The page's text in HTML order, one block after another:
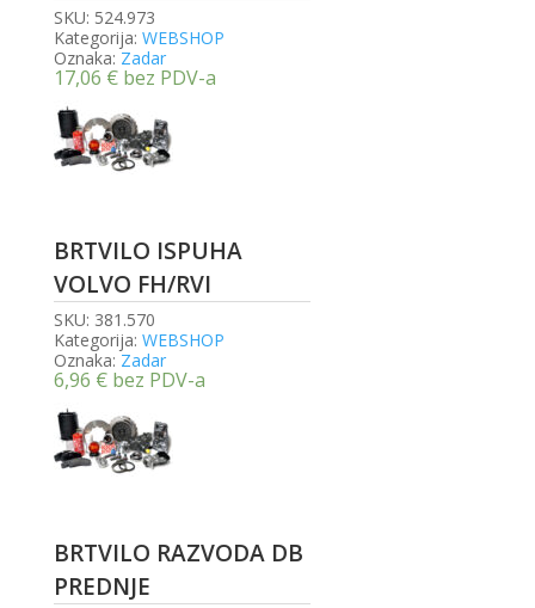
SKU: 524.973
Kategorija: WEBSHOP
Oznaka: Zadar
17,06 € bez PDV-a
BRTVILO ISPUHA
VOLVO FH/RVI
SKU: 381.570
Kategorija: WEBSHOP
Oznaka: Zadar
6,96 € bez PDV-a
BRTVILO RAZVODA DB
PREDNJE